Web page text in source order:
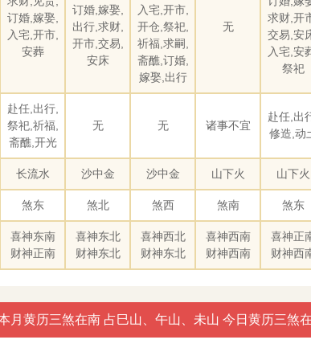
订婚,嫁娶,
入宅,开市,
安葬
订婚,嫁娶,
出行,求财,
开市,交易,
安床
入宅,开市,
开仓,祭祀,
祈福,求嗣,
斋醮,订婚,
嫁娶,出行
无
求财,开
交易,安
入宅,安
祭祀
赴任,出行,
祭祀,祈福,
斋醮,开光
无 无 诸事不宜
赴任,出
修造,动
长流水 沙中金 沙中金 山下火 山下火
煞东 煞北 煞西 煞南 煞东
喜神东南
财神正南
喜神东北
财神东北
喜神西北
财神东北
喜神西南
财神西南
喜神正
财神西
黄历三煞在南 占巳山、午山、未山 今日黄历三煞